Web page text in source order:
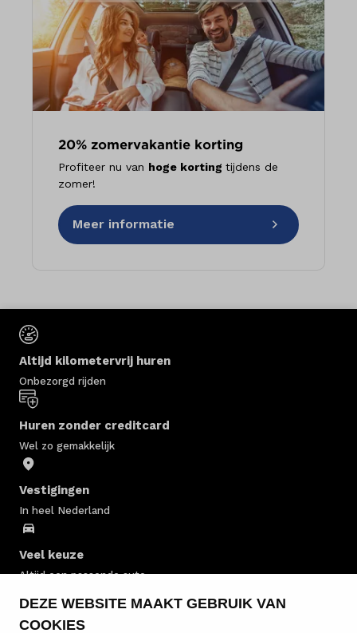
DEZE WEBSITE MAAKT GEBRUIK VAN
COOKIES
20% zomervakantie korting
Profiteer nu van hoge korting tijdens de
zomer!
Meer informatie
Altijd kilometervrij huren
Onbezorgd rijden
Huren zonder creditcard
Wel zo gemakkelijk
Vestigingen
In heel Nederland
Veel keuze
Altijd een passende auto
Personenauto huren